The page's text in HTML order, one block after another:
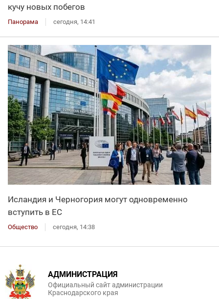
кучу новых побегов
Панорама сегодня, 14:41
Исландия и Черногория могут одновременно
вступить в ЕС
Общество сегодня, 14:38
АДМИНИСТРАЦИЯ
Официальный сайт администрации
Краснодарского края